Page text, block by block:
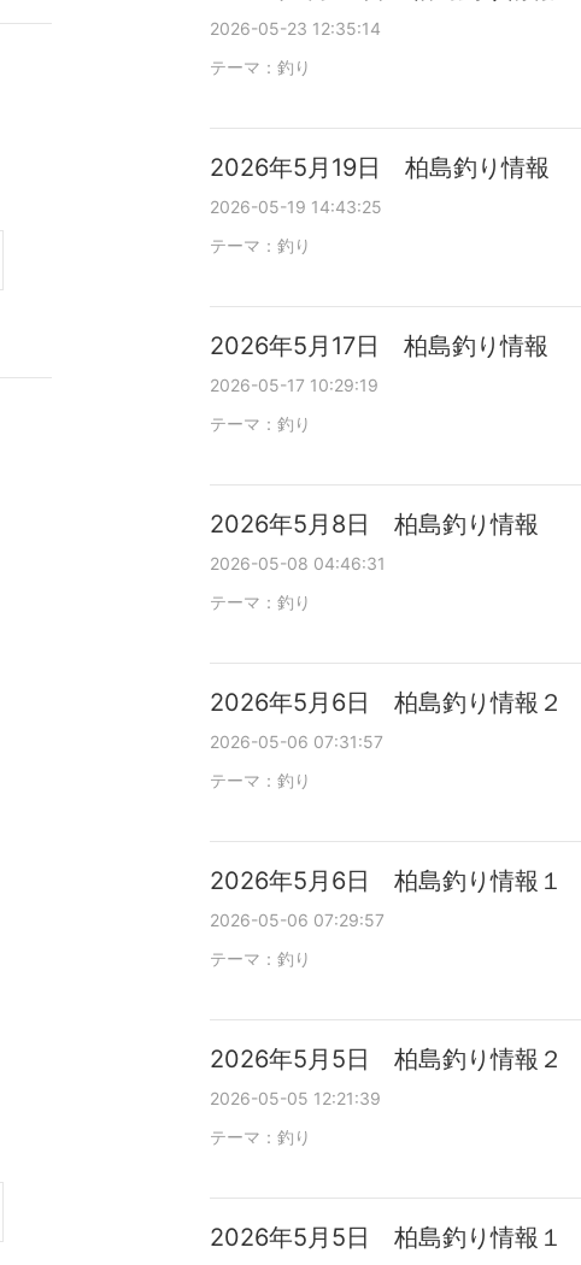
2026-05-23 12:35:14
テーマ： 釣り
2026年5月19日 柏島釣り情報
2026-05-19 14:43:25
テーマ： 釣り
2026年5月17日 柏島釣り情報
2026-05-17 10:29:19
テーマ： 釣り
2026年5月8日 柏島釣り情報
2026-05-08 04:46:31
テーマ： 釣り
2026年5月6日 柏島釣り情報２
2026-05-06 07:31:57
テーマ： 釣り
2026年5月6日 柏島釣り情報１
2026-05-06 07:29:57
テーマ： 釣り
2026年5月5日 柏島釣り情報２
2026-05-05 12:21:39
テーマ： 釣り
2026年5月5日 柏島釣り情報１